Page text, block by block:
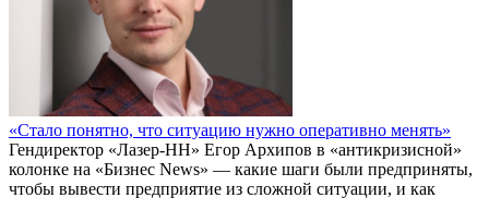
«Стало понятно, что ситуацию нужно оперативно менять»
Гендиректор «Лазер-НН» Егор Архипов в «антикризисной»
колонке на «Бизнес News» — какие шаги были предприняты,
чтобы вывести предприятие из сложной ситуации, и как